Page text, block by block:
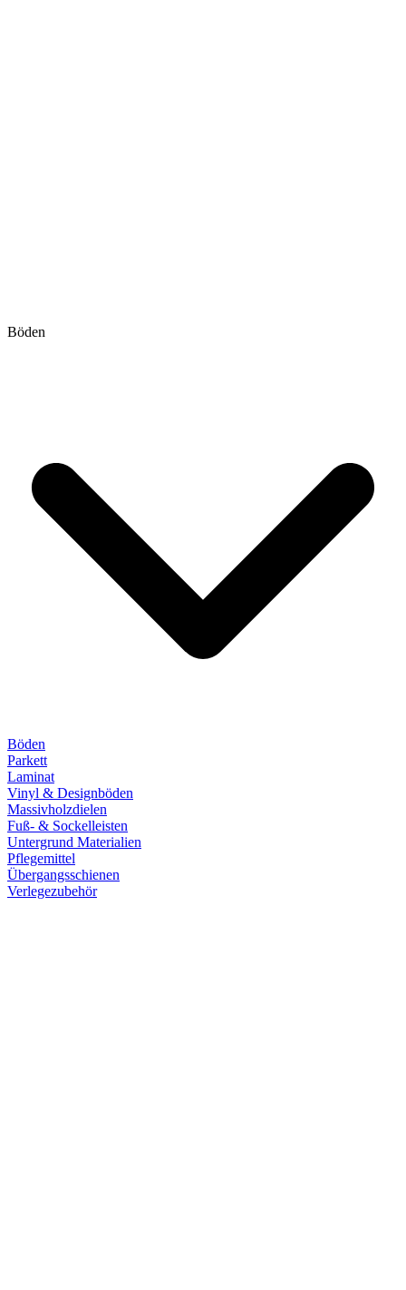
Böden
Böden
Parkett
Laminat
Vinyl & Designböden
Massivholzdielen
Fuß- & Sockelleisten
Untergrund Materialien
Pflegemittel
Übergangsschienen
Verlegezubehör